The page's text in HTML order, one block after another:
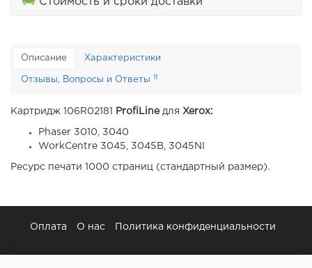
Описание Характеристики
Отзывы, Вопросы и Ответы 11
Картридж 106R02181 ProfiLine для Xerox:
Phaser 3010, 3040
WorkCentre 3045, 3045B, 3045NI
Ресурс печати 1000 страниц (стандартный размер).
Оплата О нас Политика конфиденциальности